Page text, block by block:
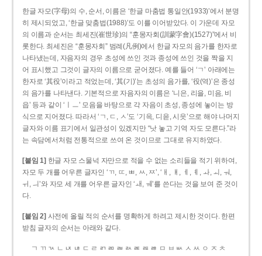
한글 자모(字母)의 수, 순서, 이름은 ‘한글 마춤법 통일안(1933)’에서 분명
히 제시되었고, ‘한글 맞춤법(1988)’도 이를 이어받았다. 이 가운데 자모
의 이름과 순서는 최세진(崔世珍)의 “훈몽자회(訓蒙字會)(1527)”에서 비
롯한다. 최세진은 “훈몽자회” 범례(凡例)에서 한글 자모의 음가를 한자로
나타냈는데, 자음자의 경우 초성에 쓰인 것과 종성에 쓰인 것을 짝을 지
어 표시했고 그것이 글자의 이름으로 굳어졌다. 예를 들어 ‘ㄱ’ 아래에는
한자로 ‘其役’이라고 적었는데, ‘其(기)’는 초성의 음가를, ‘役(역)’은 종성
의 음가를 나타낸다. 기본적으로 자음자의 이름은 ‘니은, 리을, 미음, 비
읍’ 등과 같이 ‘ㅣㅡ’ 모음을 바탕으로 각 자음이 초성, 종성에 놓이는 방
식으로 지어졌다. 따라서 ‘ㄱ, ㄷ, ㅅ’도 ‘기윽, 디읃, 시읏’으로 해야 나머지
글자와 이름 표기에서 일관성이 있겠지만 “낫 놓고 기역 자도 모른다.”라
는 속담에서처럼 전통적으로 쓰여 온 것이므로 그대로 유지하였다.
[붙임 1] 한글 자모 스물넉 자만으로 적을 수 없는 소리들을 적기 위하여,
자모 두 개를 어우른 글자인 ‘ㄲ, ㄸ, ㅃ, ㅆ, ㅉ’, ‘ㅐ, ㅒ, ㅔ, ㅖ, ㅘ, ㅚ, ㅝ,
ㅟ, ㅢ’와 자모 세 개를 어우른 글자인 ‘ㅙ, ㅞ’를 쓴다는 것을 보여 준 것이
다.
[붙임 2] 사전에 올릴 적의 순서를 명확하게 하려고 제시한 것이다. 한편
받침 글자의 순서는 아래와 같다.
ㄱ ㄲ ㄳ ㄴ ㄵ ㄶ ㄷ ㄹ ㄺ ㄻ ㄼ ㄽ ㄾ ㄿ ㅀ ㅁ ㅂ ㅄ ㅅ ㅆ ㅇ ㅈ ㅊ